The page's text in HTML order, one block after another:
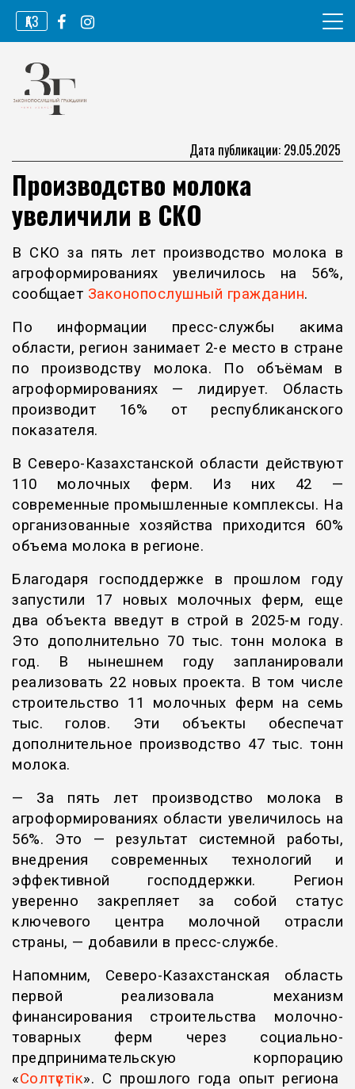
Перейти
содержимому
ҚАЗ
Законопослушный гражданин
Дата публикации: 29.05.2025
Производство молока
увеличили в СКО
В СКО за пять лет производство молока в
агроформированиях увеличилось на 56%,
сообщает Законопослушный гражданин.
По информации пресс-службы акима
области, регион занимает 2-е место в стране
по производству молока. По объёмам в
агроформированиях — лидирует. Область
производит 16% от республиканского
показателя.
В Северо-Казахстанской области действуют
110 молочных ферм. Из них 42 —
современные промышленные комплексы. На
организованные хозяйства приходится 60%
объема молока в регионе.
Благодаря господдержке в прошлом году
запустили 17 новых молочных ферм, еще
два объекта введут в строй в 2025-м году.
Это дополнительно 70 тыс. тонн молока в
год. В нынешнем году запланировали
реализовать 22 новых проекта. В том числе
строительство 11 молочных ферм на семь
тыс. голов. Эти объекты обеспечат
дополнительное производство 47 тыс. тонн
молока.
— За пять лет производство молока в
агроформированиях области увеличилось на
56%. Это — результат системной работы,
внедрения современных технологий и
эффективной господдержки. Регион
уверенно закрепляет за собой статус
ключевого центра молочной отрасли
страны, — добавили в пресс-службе.
Напомним, Северо-Казахстанская область
первой реализовала механизм
финансирования строительства молочно-
товарных ферм через социально-
предпринимательскую корпорацию
«Солтүстік». С прошлого года опыт региона